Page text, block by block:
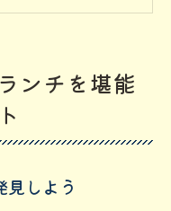
の選び方ガイド
市駅の和食ラン
使った和食ラン
ンチを堪能
しよう